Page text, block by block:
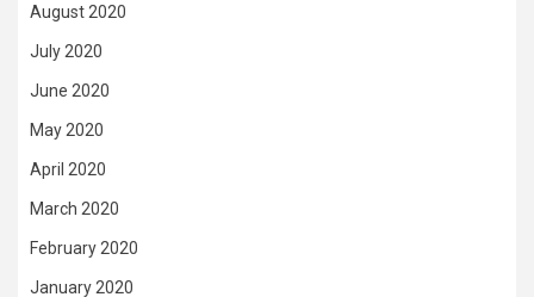
August 2020
July 2020
June 2020
May 2020
April 2020
March 2020
February 2020
January 2020